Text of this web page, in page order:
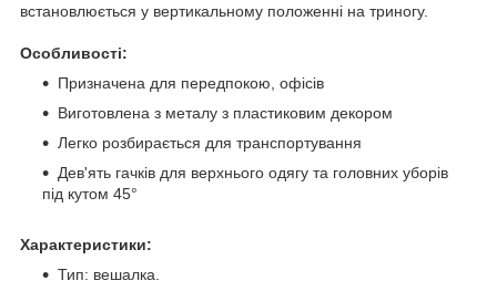
встановлюється у вертикальному положенні на триногу.
Особливості:
Призначена для передпокою, офісів
Виготовлена з металу з пластиковим декором
Легко розбирається для транспортування
Дев'ять гачків для верхнього одягу та головних уборів
під кутом 45°
Характеристики:
Тип: вешалка.